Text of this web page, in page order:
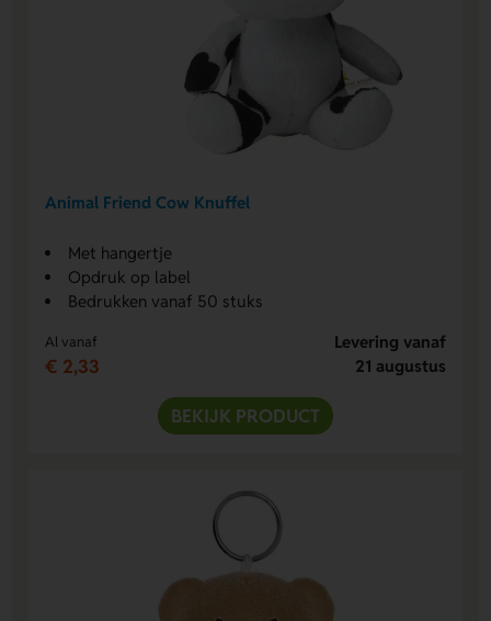
Animal Friend Cow Knuffel
Met hangertje
Opdruk op label
Bedrukken vanaf 50 stuks
Al vanaf
€ 2,33
Levering vanaf
21 augustus
BEKIJK PRODUCT